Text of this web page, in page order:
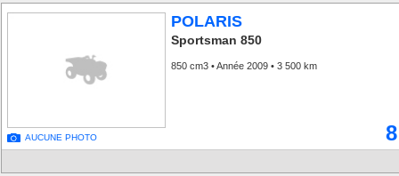
AUCUNE PHOTO
POLARIS
Sportsman 850
850 cm3 • Année 2009 • 3 500 km